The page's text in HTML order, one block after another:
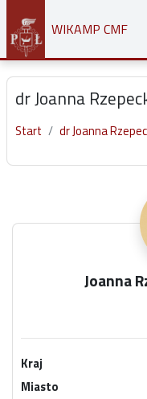
Przejdź do głównej
WIKAMP CMF
dr Joanna
Start dr Joanna
Joanna
Kraj
Miasto